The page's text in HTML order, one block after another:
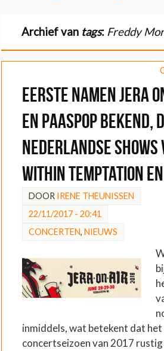
Archief van tags: Freddy
Eerste namen Jera
en Paaspop bekend,
Nederlandse shows
Within Temptation
DOOR IRENE THEUNISSEN
22/11/2017 - 20:41
CONCERTEN, NIEUWS
inmiddels, wat betekent dat het
concertseizoen van 2017 rustig